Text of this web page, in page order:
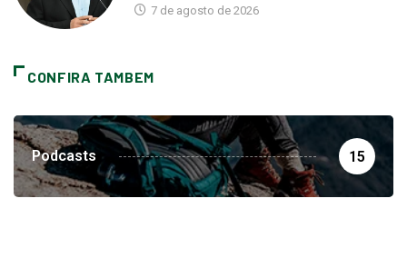
7 de agosto de 2026
CONFIRA TAMBEM
Podcasts 15